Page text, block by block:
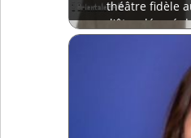
théâtre fidèle
d'être décoré